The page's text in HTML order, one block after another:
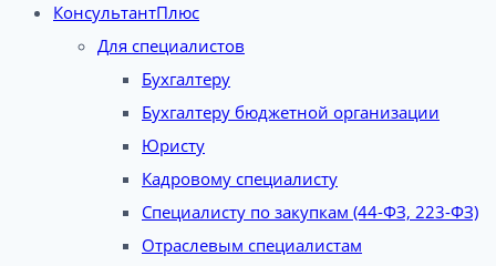
КонсультантПлюс
Для специалистов
Бухгалтеру
Бухгалтеру бюджетной организации
Юристу
Кадровому специалисту
Специалисту по закупкам (44-ФЗ, 223-ФЗ)
Отраслевым специалистам